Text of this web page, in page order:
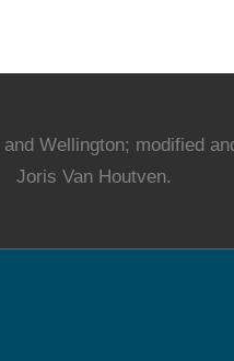
Wellington; modified
Joris Van Houtven.